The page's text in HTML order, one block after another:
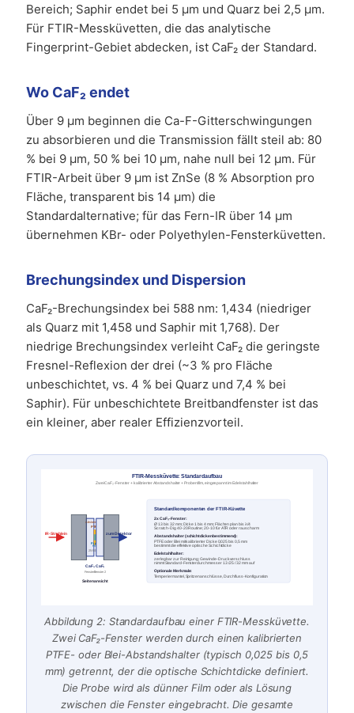
Bereich; Saphir endet bei 5 µm und Quarz bei 2,5 µm.
Für FTIR-Messküvetten, die das analytische
Fingerprint-Gebiet abdecken, ist CaF₂ der Standard.
Wo CaF₂ endet
Über 9 µm beginnen die Ca-F-Gitterschwingungen
zu absorbieren und die Transmission fällt steil ab: 80
% bei 9 µm, 50 % bei 10 µm, nahe null bei 12 µm. Für
FTIR-Arbeit über 9 µm ist ZnSe (8 % Absorption pro
Fläche, transparent bis 14 µm) die
Standardalternative; für das Fern-IR über 14 µm
übernehmen KBr- oder Polyethylen-Fensterküvetten.
Brechungsindex und Dispersion
CaF₂-Brechungsindex bei 588 nm: 1,434 (niedriger
als Quarz mit 1,458 und Saphir mit 1,768). Der
niedrige Brechungsindex verleiht CaF₂ die geringste
Fresnel-Reflexion der drei (~3 % pro Fläche
unbeschichtet, vs. 4 % bei Quarz und 7,4 % bei
Saphir). Für unbeschichtete Breitbandfenster ist das
ein kleiner, aber realer Effizienzvorteil.
FTIR-Messküvette: Standardaufbau
Zwei CaF₂-Fenster + kalibrierter Abstandshalter + Probenfilm, eingespannt im Edelstahlhalter
CaF₂
Fenster 1
PTFE
Abstandshalter
25-500 µm
Probe
Film
CaF₂
Fenster 2
Seitenansicht
IR-Strahl ein zum Detektor
Standardkomponenten der FTIR-Küvette
2x CaF₂-Fenster:
Ø 13 bis 32 mm; Dicke 1 bis 4 mm; Flächen plan bis λ/4
Scratch-Dig 40-20 Routine; 20-10 für ATR oder rauscharm
Abstandshalter (schichtdickenbestimmend):
PTFE oder Blei mit kalibrierter Dicke 0,025 bis 0,5 mm
bestimmt die effektive optische Schichtdicke
Edelstahlhalter:
zerlegbar zur Reinigung; Gewinde-Druckverschluss
nimmt Standard-Fensterdurchmesser 13 / 25 / 32 mm auf
Optionale Merkmale:
Temperiermantel, Spritzenanschlüsse, Durchfluss-Konfiguration
Abbildung 2: Standardaufbau einer FTIR-Messküvette.
Zwei CaF₂-Fenster werden durch einen kalibrierten
PTFE- oder Blei-Abstandshalter (typisch 0,025 bis 0,5
mm) getrennt, der die optische Schichtdicke definiert.
Die Probe wird als dünner Film oder als Lösung
zwischen die Fenster eingebracht. Die gesamte